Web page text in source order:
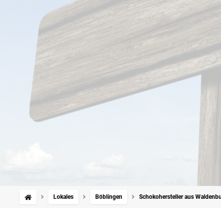
Lokales Böblingen Schokohersteller aus